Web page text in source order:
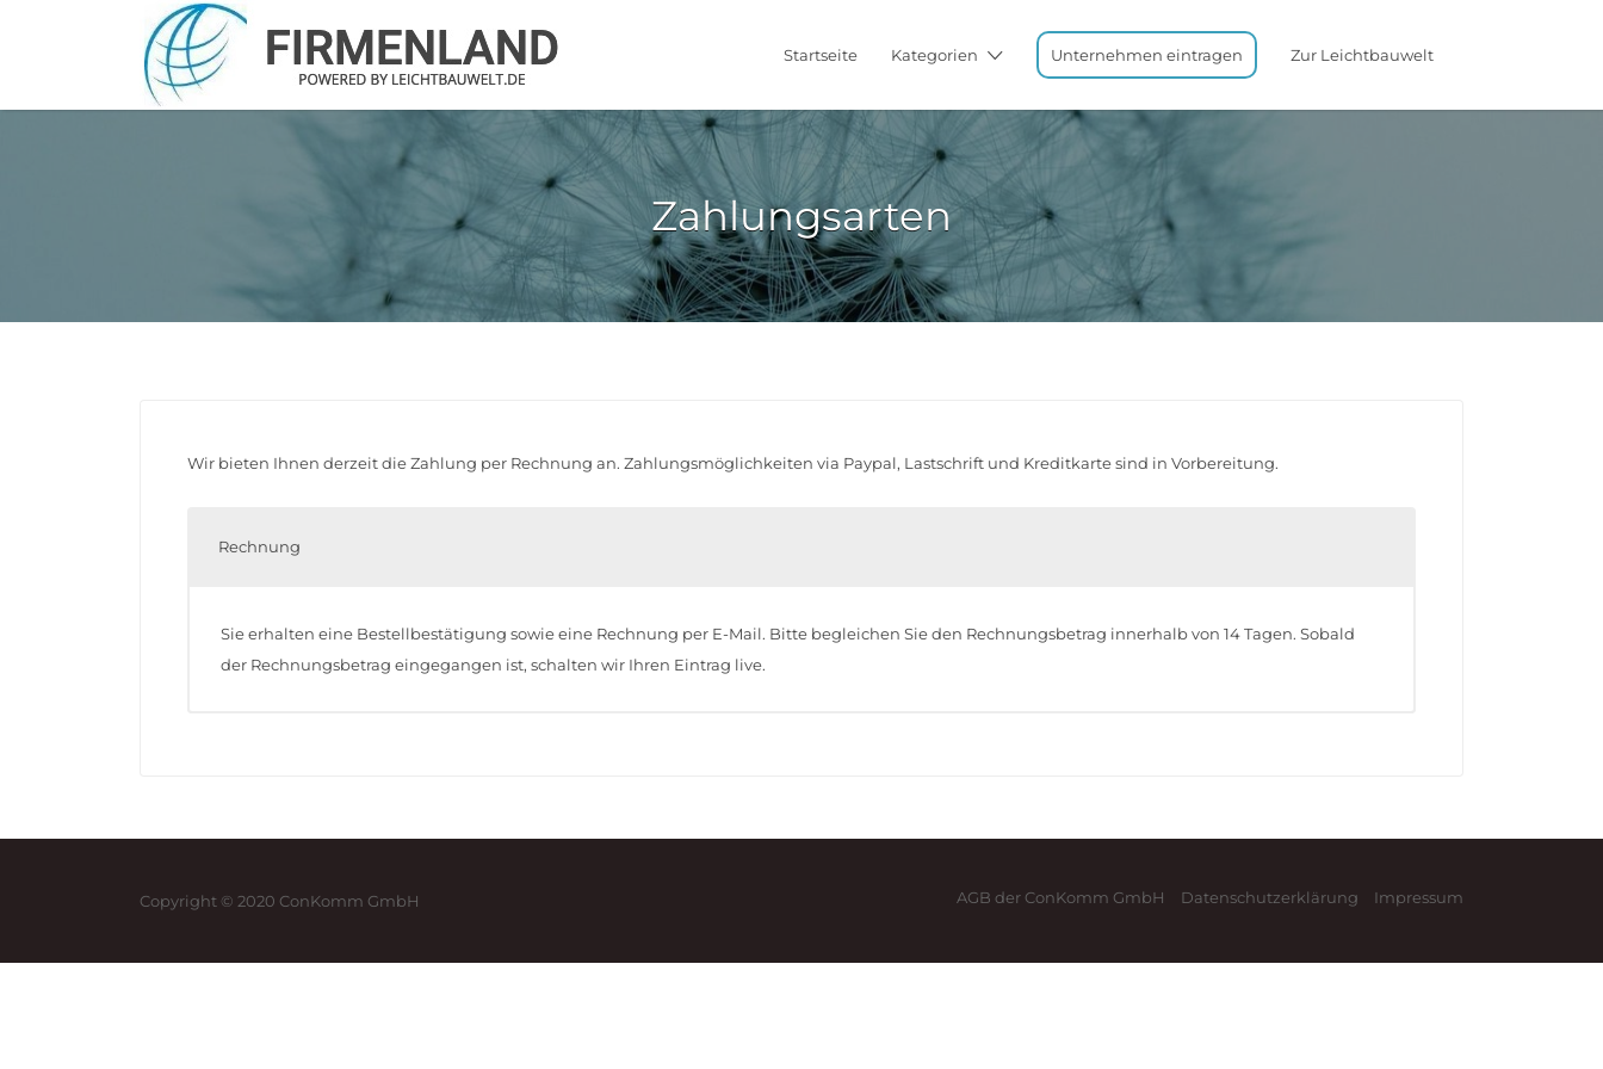
Startseite Kategorien Unternehmen eintragen Zur Leichtbauwelt
Suchen
nach:
Zahlungsarten
Wir bieten Ihnen derzeit die Zahlung per Rechnung an. Zahlungsmöglichkeiten via Paypal, Lastschrift und Kreditkarte sind in Vorbereitung.
Rechnung
Sie erhalten eine Bestellbestätigung sowie eine Rechnung per E-Mail. Bitte begleichen Sie den Rechnungsbetrag innerhalb von 14 Tagen. Sobald
der Rechnungsbetrag eingegangen ist, schalten wir Ihren Eintrag live.
Copyright © 2020 ConKomm GmbH AGB der ConKomm GmbH Datenschutzerklärung Impressum